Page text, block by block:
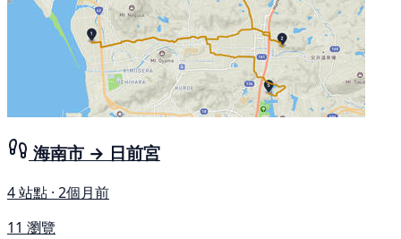
海南市 → 日前宮
4 站點 · 2個月前
11 瀏覽